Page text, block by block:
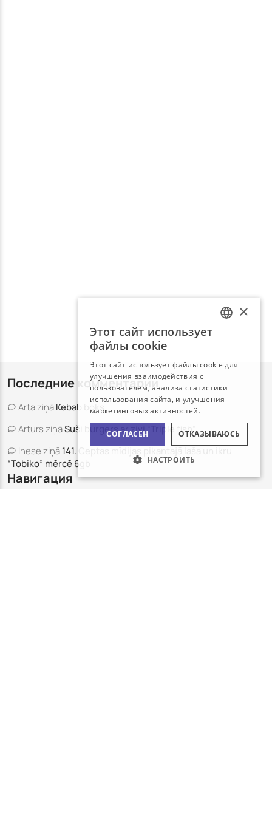
Последние комментарии
ArtaziņāKebab boks
ArtursziņāSuši burgers ar zivi “Triple fish”
Ineseziņā141. Ceptas mīdijas pikantajā laša un ikru
“Tobiko” mērcē 6gb
Навигация
×
Этот сайт использует
файлы cookie
Этот сайт использует файлы cookie для
улучшения взаимодействия с
пользователем, анализа статистики
использования сайта, и улучшения
маркетинговых активностей.
СОГЛАСЕН ОТКАЗЫВАЮСЬ
НАСТРОИТЬ